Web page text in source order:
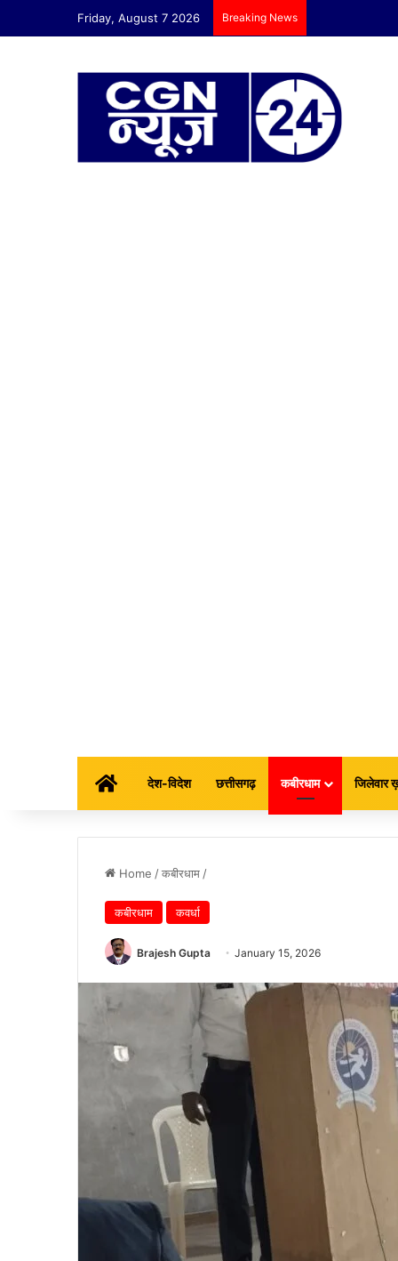
Friday, August 7 2026 Breaking News
होम देश-विदेश छत्तीसगढ़ कबीरधाम जिलेवार
Home /कबीरधाम /
कबीरधाम कवर्धा
Brajesh Gupta January 15, 2026